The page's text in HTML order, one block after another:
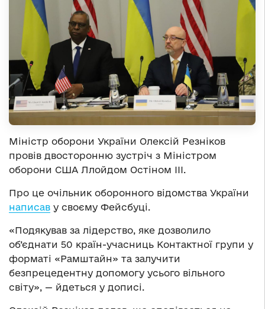
Міністр оборони України Олексій Резніков
провів двосторонню зустріч з Міністром
оборони США Ллойдом Остіном ІІІ.
Про це очільник оборонного відомства України
написав у своєму Фейсбуці.
«Подякував за лідерство, яке дозволило
об’єднати 50 країн-учасниць Контактної групи у
форматі «Рамштайн» та залучити
безпрецедентну допомогу усього вільного
світу», — йдеться у дописі.